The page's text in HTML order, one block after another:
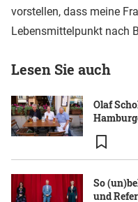
vorstellen, dass meine
Lebensmittelpunkt nach
Lesen Sie auch
Olaf
So
und